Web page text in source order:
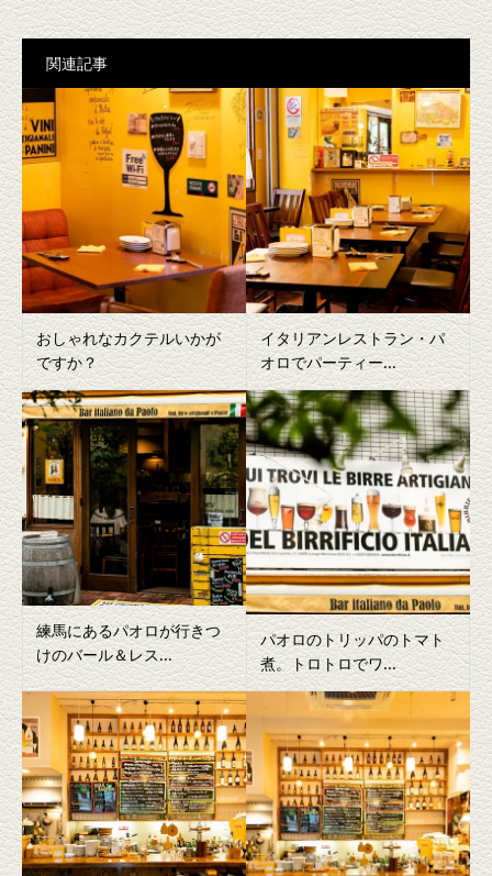
関連記事
おしゃれなカクテルいかが
ですか？
イタリアンレストラン・パ
オロでパーティー...
練馬にあるパオロが行きつ
けのバール＆レス...
パオロのトリッパのトマト
煮。トロトロでワ...